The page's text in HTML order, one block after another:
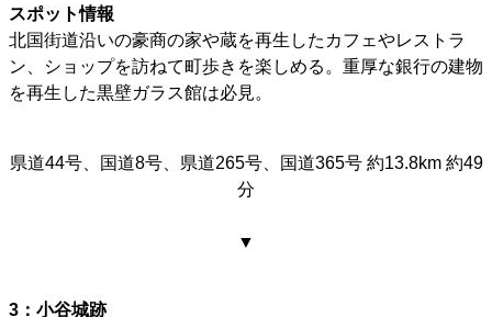
スポット情報
北国街道沿いの豪商の家や蔵を再生したカフェやレストラ
ン、ショップを訪ねて町歩きを楽しめる。重厚な銀行の建物
を再生した黒壁ガラス館は必見。
県道44号、国道8号、県道265号、国道365号 約13.8km 約49
分
▼
3：小谷城跡